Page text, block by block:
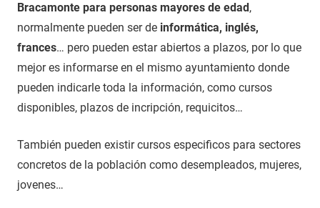
Bracamonte para personas mayores de edad,
normalmente pueden ser de informática, inglés,
frances… pero pueden estar abiertos a plazos, por lo que
mejor es informarse en el mismo ayuntamiento donde
pueden indicarle toda la información, como cursos
disponibles, plazos de incripción, requicitos…
También pueden existir cursos especificos para sectores
concretos de la población como desempleados, mujeres,
jovenes…